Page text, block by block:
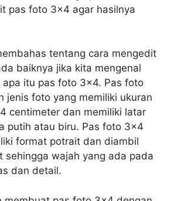
pas foto 3×4 agar hasilnya
tentang cara mengedit
baiknya jika kita mengenal
itu pas foto 3×4. Pas foto
jenis foto yang memiliki ukuran
centimeter dan memiliki latar
putih atau biru. Pas foto 3×4
format potrait dan diambil
sehingga wajah yang ada pada
dan detail.